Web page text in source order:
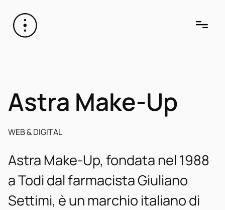
Astra Make-Up
WEB & DIGITAL
Astra Make-Up, fondata nel 1988
a Todi dal farmacista Giuliano
Settimi, è un marchio italiano di